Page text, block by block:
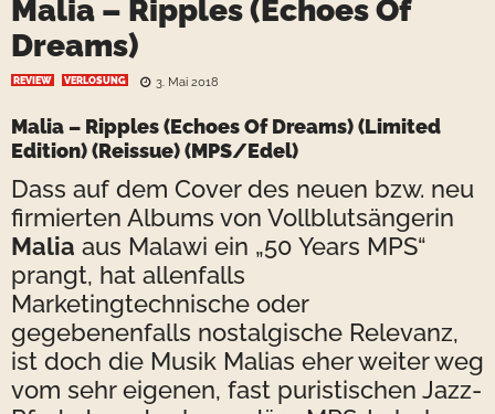
Malia – Ripples (Echoes Of
Dreams)
REVIEW VERLOSUNG 3. Mai 2018
Malia – Ripples (Echoes Of Dreams) (Limited
Edition) (Reissue) (MPS/Edel)
Dass auf dem Cover des neuen bzw. neu
firmierten Albums von Vollblutsängerin
Malia aus Malawi ein „50 Years MPS“
prangt, hat allenfalls
Marketingtechnische oder
gegebenenfalls nostalgische Relevanz,
ist doch die Musik Malias eher weiter weg
vom sehr eigenen, fast puristischen Jazz-